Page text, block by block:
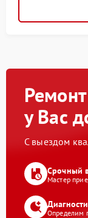
у Вас
С выездом
Срочный
Мастер
Определим